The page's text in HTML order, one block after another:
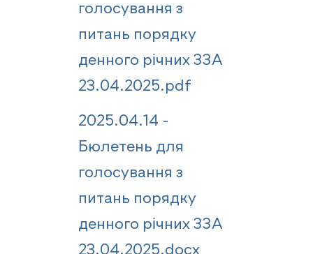
голосування з
питань порядку
денного річних ЗЗА
23.04.2025.pdf
2025.04.14 -
Бюлетень для
голосування з
питань порядку
денного річних ЗЗА
23.04.2025.docx